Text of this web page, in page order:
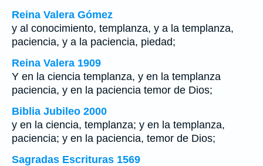
Reina Valera Gómez
y al conocimiento, templanza, y a la templanza,
paciencia, y a la paciencia, piedad;
Reina Valera 1909
Y en la ciencia templanza, y en la templanza
paciencia, y en la paciencia temor de Dios;
Biblia Jubileo 2000
y en la ciencia, templanza; y en la templanza,
paciencia; y en la paciencia, temor de Dios;
Sagradas Escrituras 1569